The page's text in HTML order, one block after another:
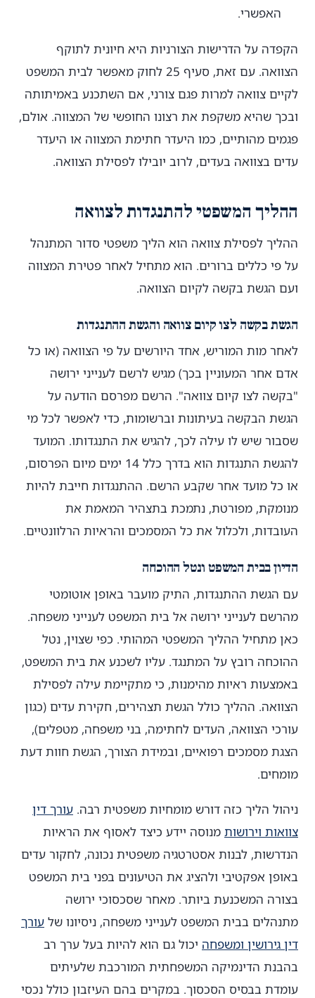
האפשרי.
הקפדה על הדרישות הצורניות היא חיונית לתוקף
הצוואה. עם זאת, סעיף 25 לחוק מאפשר לבית המשפט
לקיים צוואה למרות פגם צורני, אם השתכנע באמיתותה
ובכך שהיא משקפת את רצונו החופשי של המצווה. אולם,
פגמים מהותיים, כמו היעדר חתימת המצווה או היעדר
עדים בצוואה בעדים, לרוב יובילו לפסילת הצוואה.
ההליך המשפטי להתנגדות לצוואה
ההליך לפסילת צוואה הוא הליך משפטי סדור המתנהל
על פי כללים ברורים. הוא מתחיל לאחר פטירת המצווה
ועם הגשת בקשה לקיום הצוואה.
הגשת בקשה לצו קיום צוואה והגשת ההתנגדות
לאחר מות המוריש, אחד היורשים על פי הצוואה (או כל
אדם אחר המעוניין בכך) מגיש לרשם לענייני ירושה
"בקשה לצו קיום צוואה". הרשם מפרסם הודעה על
הגשת הבקשה בעיתונות וברשומות, כדי לאפשר לכל מי
שסבור שיש לו עילה לכך, להגיש את התנגדותו. המועד
להגשת התנגדות הוא בדרך כלל 14 ימים מיום הפרסום,
או כל מועד אחר שקבע הרשם. ההתנגדות חייבת להיות
מנומקת, מפורטת, נתמכת בתצהיר המאמת את
העובדות, ולכלול את כל המסמכים והראיות הרלוונטיים.
הדיון בבית המשפט ונטל ההוכחה
עם הגשת ההתנגדות, התיק מועבר באופן אוטומטי
מהרשם לענייני ירושה אל בית המשפט לענייני משפחה.
כאן מתחיל ההליך המשפטי המהותי. כפי שצוין, נטל
ההוכחה רובץ על המתנגד. עליו לשכנע את בית המשפט,
באמצעות ראיות מהימנות, כי מתקיימת עילה לפסילת
הצוואה. ההליך כולל הגשת תצהירים, חקירת עדים (כגון
עורכי הצוואה, העדים לחתימה, בני משפחה, מטפלים),
הצגת מסמכים רפואיים, ובמידת הצורך, הגשת חוות דעת
מומחים.
ניהול הליך כזה דורש מומחיות משפטית רבה. עורך דין
צוואות וירושות מנוסה יידע כיצד לאסוף את הראיות
הנדרשות, לבנות אסטרטגיה משפטית נכונה, לחקור עדים
באופן אפקטיבי ולהציג את הטיעונים בפני בית המשפט
בצורה המשכנעת ביותר. מאחר שסכסוכי ירושה
מתנהלים בבית המשפט לענייני משפחה, ניסיונו של עורך
דין גירושין ומשפחה יכול גם הוא להיות בעל ערך רב
בהבנת הדינמיקה המשפחתית המורכבת שלעיתים
עומדת בבסיס הסכסוך. במקרים בהם העיזבון כולל נכסי